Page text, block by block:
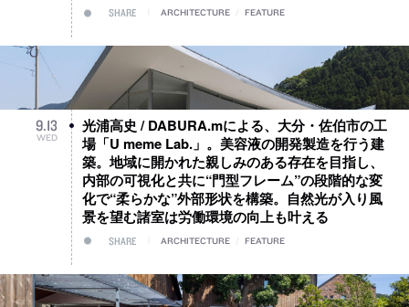
SHARE ARCHITECTURE FEATURE
9.13
WED
光浦高史 / DABURA.mによる、大分・佐伯市の工
場「U meme Lab.」。美容液の開発製造を行う建
築。地域に開かれた親しみのある存在を目指し、
内部の可視化と共に“門型フレーム”の段階的な変
化で“柔らかな”外部形状を構築。自然光が入り風
景を望む諸室は労働環境の向上も叶える
SHARE ARCHITECTURE FEATURE